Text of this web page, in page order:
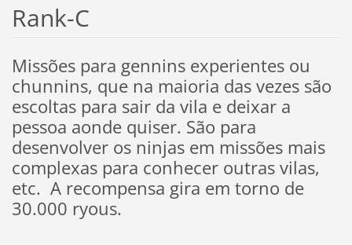
Rank-C
Missões para gennins experientes ou
chunnins, que na maioria das vezes são
escoltas para sair da vila e deixar a
pessoa aonde quiser. São para
desenvolver os ninjas em missões mais
complexas para conhecer outras vilas,
etc. A recompensa gira em torno de
30.000 ryous.